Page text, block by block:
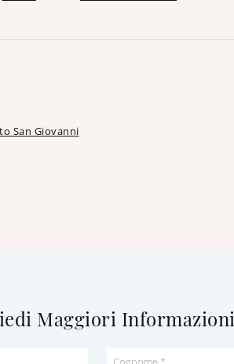
San Giovanni
Maggiori Informazioni